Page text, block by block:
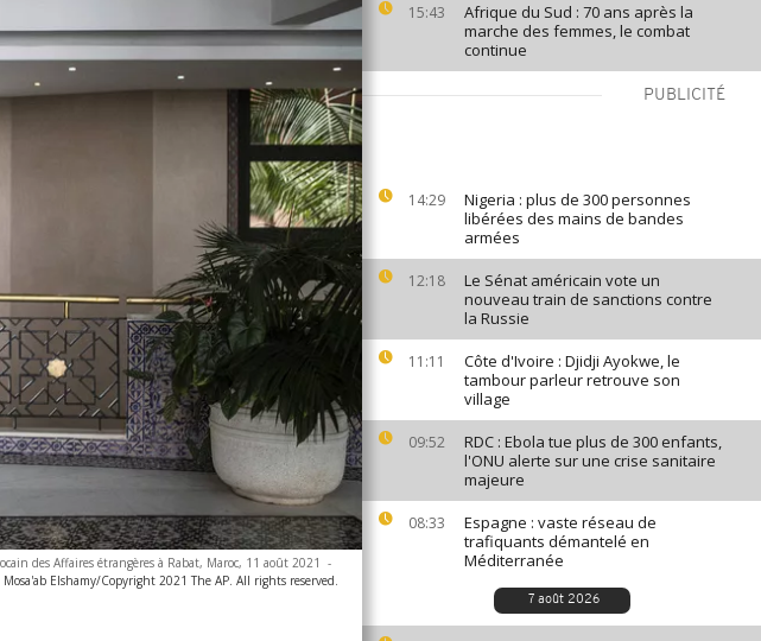
15:43
Afrique du Sud : 70 ans après la
marche des femmes, le combat
continue
PUBLICITÉ
14:29
Nigeria : plus de 300 personnes
libérées des mains de bandes
armées
12:18
Le Sénat américain vote un
nouveau train de sanctions contre
la Russie
11:11
Côte d'Ivoire : Djidji Ayokwe, le
tambour parleur retrouve son
village
09:52
RDC : Ebola tue plus de 300 enfants,
l'ONU alerte sur une crise sanitaire
majeure
08:33
Espagne : vaste réseau de
trafiquants démantelé en
Méditerranée
7 août 2026
des Affaires étrangères à Rabat, Maroc, 11 août 2021 -
Mosa'ab Elshamy/Copyright 2021 The AP. All rights reserved.